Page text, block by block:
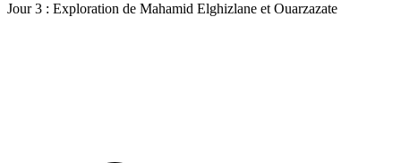
Jour 3 : Exploration de Mahamid Elghizlane et Ouarzazate